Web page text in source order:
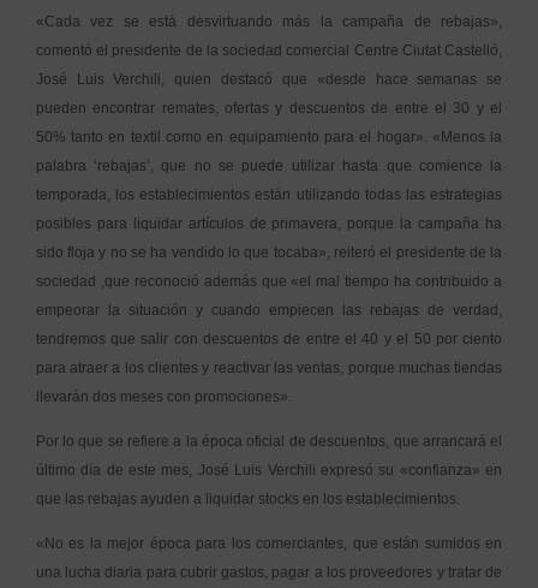
«Cada vez se está desvirtuando más la campaña de rebajas»,
comentó el presidente de la sociedad comercial Centre Ciutat Castelló,
José Luis Verchili, quien destacó que «desde hace semanas se
pueden encontrar remates, ofertas y descuentos de entre el 30 y el
50% tanto en textil como en equipamiento para el hogar». «Menos la
palabra ‘rebajas’, que no se puede utilizar hasta que comience la
temporada, los establecimientos están utilizando todas las estrategias
posibles para liquidar artículos de primavera, porque la campaña ha
sido floja y no se ha vendido lo que tocaba», reiteró el presidente de la
sociedad ,que reconoció además que «el mal tiempo ha contribuido a
empeorar la situación y cuando empiecen las rebajas de verdad,
tendremos que salir con descuentos de entre el 40 y el 50 por ciento
para atraer a los clientes y reactivar las ventas, porque muchas tiendas
llevarán dos meses con promociones».
Por lo que se refiere a la época oficial de descuentos, que arrancará el
último día de este mes, José Luis Verchili expresó su «confianza» en
que las rebajas ayuden a liquidar stocks en los establecimientos.
«No es la mejor época para los comerciantes, que están sumidos en
una lucha diaria para cubrir gastos, pagar a los proveedores y tratar de